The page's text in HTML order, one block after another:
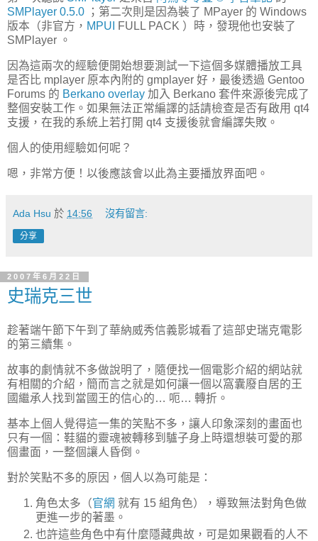
SMPlayer 0.5.0 ；第二次則是因為裝了 MPayer 的 Windows
版本（非官方， MPUI
FULL PACK ）時，發現他也安裝了
SMPlayer 。
因為這兩次的經驗便開始想要測試一下這個多媒體播放工具
是否比 mplayer 原本內附的 gmplayer 好，最後透過 Gentoo
Forums 的 Berkano overlay 加入 Berkano 套件來源後完成了
整個安裝工作。如果無法正常編譯的話請檢查是否有啟用 qt4
支援，在我的系統上若打開 qt4 支援後就會編譯失敗。
個人的使用經驗如何呢？
嗯，非常方便！以後應該會以此為主要播放界面吧。
Ada Hsu 於 14:56 沒有留言:
分享
2007年6月22日
史瑞克三世
趁著端午節下午到了華納威秀信義影城看了這部史瑞克電影
的第三續集。
故事的劇情就不多做說明了，隨便找一個電影介紹的網站就
有相關的介紹，簡而言之就是如何讓一個以窩囊廢自居的王
國繼承人找到當國王的信心的… 呃… 轉折。
基本上個人覺得這一集的笑點不多，讓人印象深刻的畫面也
只有一個：鞋貓的靈魂被轉移到驢子身上時還想裝可愛的那
個畫面，一整個讓人昏倒。
對於笑點不多的原因，個人以為可能是：
角色太多（官網 就有 15 組角色），導致無法對角色做
更進一步的著墨。
也許這些角色中有什麼隱藏典故，可是如果觀看的人不